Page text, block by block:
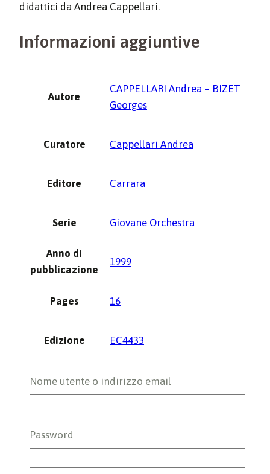
didattici da Andrea Cappellari.
Informazioni aggiuntive
Autore
CAPPELLARI Andrea – BIZET
Georges
Curatore Cappellari Andrea
Editore Carrara
Serie Giovane Orchestra
Anno di
pubblicazione
1999
Pages 16
Edizione EC4433
Codice ISMN 9 790215 7344332
Genere Did.di Base,Strum.Orff,Vocale
Nome utente o indirizzo email
Password